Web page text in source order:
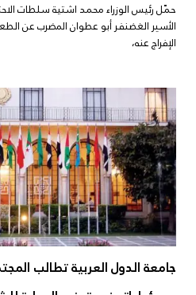
حمّل رئيس الوزراء محمد اشتية سلطات
الإفراج عنه،
جامعة الدول العربية تطالب